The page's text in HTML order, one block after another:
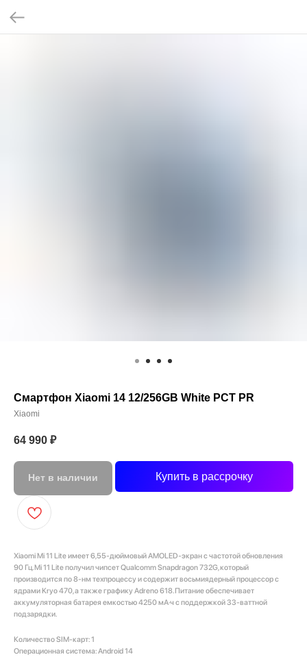
Смартфон Xiaomi 14 12/256GB White РСТ PR
Xiaomi
64 990 ₽
Нет в наличии Купить в рассрочку
Xiaomi Mi 11 Lite имеет 6,55-дюймовый AMOLED-экран с частотой обновления
90 Гц. Mi 11 Lite получил чипсет Qualcomm Snapdragon 732G, который
производится по 8-нм техпроцессу и содержит восьмиядерный процессор с
ядрами Kryo 470, а также графику Adreno 618. Питание обеспечивает
аккумуляторная батарея емкостью 4250 мА·ч с поддержкой 33-ваттной
подзарядки.
Количество SIM-карт: 1
Операционная система: Android 14